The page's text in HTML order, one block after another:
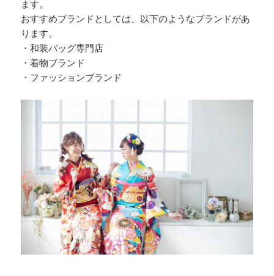
ます。
おすすめブランドとしては、以下のようなブランドがあ
ります。
・和装バッグ専門店
・着物ブランド
・ファッションブランド